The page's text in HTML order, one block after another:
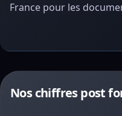
France pour les
Nos chiffres post